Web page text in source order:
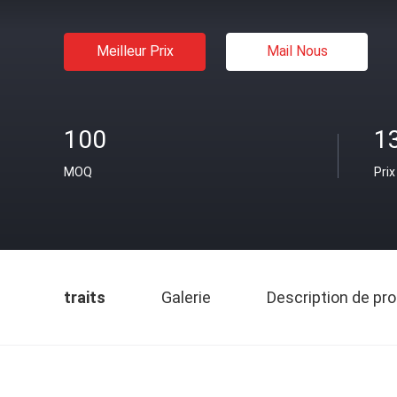
Meilleur Prix Mail Nous
100
MOQ Prix
traits Galerie Description de